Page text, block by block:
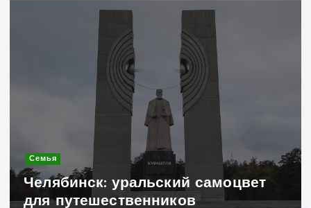
Современное строительство
Керамогранит «под дерево»:
стильное и практичное решение
для дачного домика